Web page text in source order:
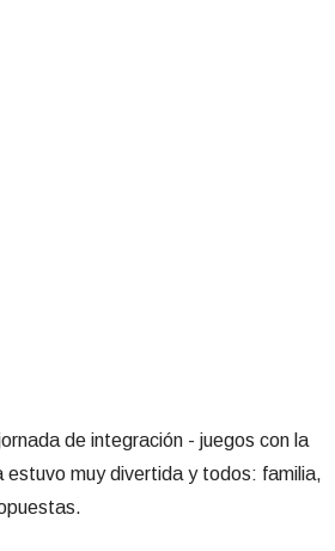
de integración - juegos con la
muy divertida y todos: familia,